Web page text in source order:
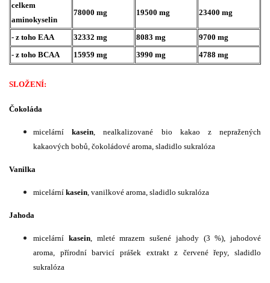
celkem
aminokyselin
78000 mg 19500 mg 23400 mg
- z toho EAA 32332 mg 8083 mg
9700 mg
- z toho BCAA
15959 mg 3990 mg 4788 mg
SLOŽENÍ:
Čokoláda
micelárníkasein, nealkalizované bio kakao z nepražených
kakaových bobů, čokoládové aroma, sladidlo sukralóza
Vanilka
micelární kasein, vanilkové aroma, sladidlo sukralóza
Jahoda
micelární kasein, mleté mrazem sušené jahody (3 %), jahodové
aroma, přírodní barvicí prášek extrakt z červené řepy, sladidlo
sukralóza